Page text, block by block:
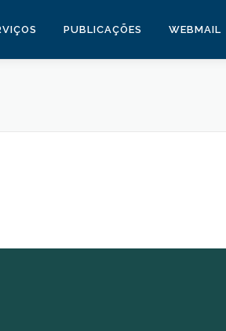
PUBLICAÇÕES WEBMAIL